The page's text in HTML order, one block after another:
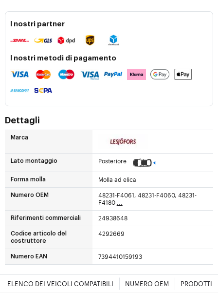
I nostri partner
I nostri metodi di pagamento
Dettagli
Marca
Lato montaggio Posteriore
Forma molla Molla ad elica
Numero OEM
48231-F4061, 48231-F4060, 48231-
F4180
Riferimenti commerciali 24938648
Codice articolo del
costruttore
4292669
Numero EAN 7394410159193
ELENCO DEI VEICOLI COMPATIBILI NUMERO OEM PRODOTTI